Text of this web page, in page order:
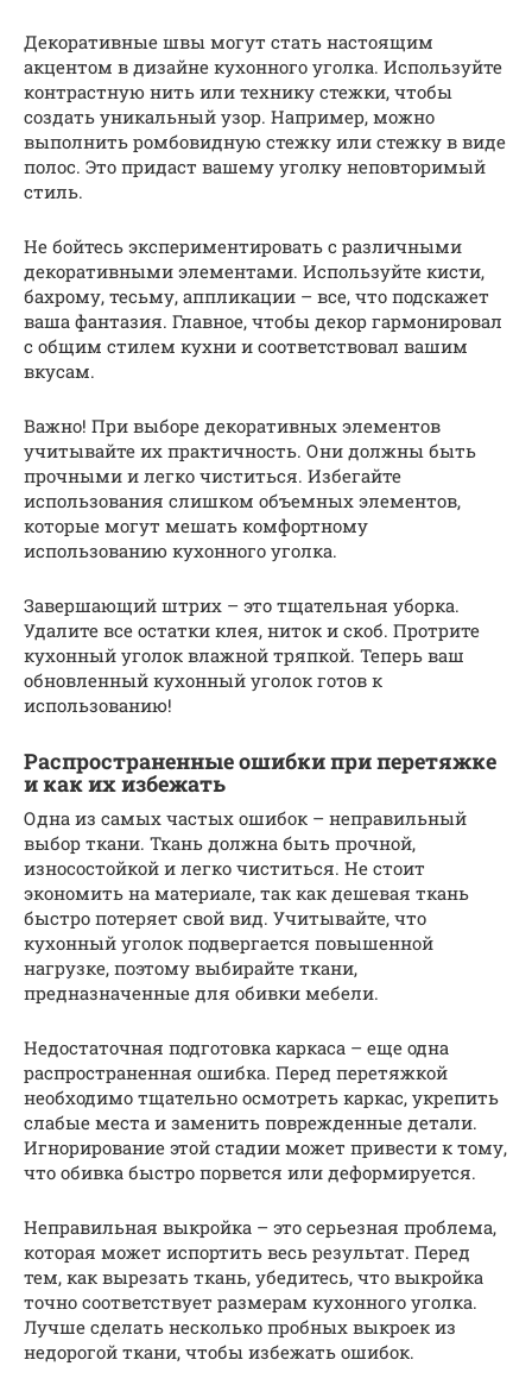
Декоративные швы могут стать настоящим
акцентом в дизайне кухонного уголка. Используйте
контрастную нить или технику стежки, чтобы
создать уникальный узор. Например, можно
выполнить ромбовидную стежку или стежку в виде
полос. Это придаст вашему уголку неповторимый
стиль.
Не бойтесь экспериментировать с различными
декоративными элементами. Используйте кисти,
бахрому, тесьму, аппликации – все, что подскажет
ваша фантазия. Главное, чтобы декор гармонировал
с общим стилем кухни и соответствовал вашим
вкусам.
Важно! При выборе декоративных элементов
учитывайте их практичность. Они должны быть
прочными и легко чиститься. Избегайте
использования слишком объемных элементов,
которые могут мешать комфортному
использованию кухонного уголка.
Завершающий штрих – это тщательная уборка.
Удалите все остатки клея, ниток и скоб. Протрите
кухонный уголок влажной тряпкой. Теперь ваш
обновленный кухонный уголок готов к
использованию!
Распространенные ошибки при перетяжке
и как их избежать
Одна из самых частых ошибок – неправильный
выбор ткани. Ткань должна быть прочной,
износостойкой и легко чиститься. Не стоит
экономить на материале, так как дешевая ткань
быстро потеряет свой вид. Учитывайте, что
кухонный уголок подвергается повышенной
нагрузке, поэтому выбирайте ткани,
предназначенные для обивки мебели.
Недостаточная подготовка каркаса – еще одна
распространенная ошибка. Перед перетяжкой
необходимо тщательно осмотреть каркас, укрепить
слабые места и заменить поврежденные детали.
Игнорирование этой стадии может привести к тому,
что обивка быстро порвется или деформируется.
Неправильная выкройка – это серьезная проблема,
которая может испортить весь результат. Перед
тем, как вырезать ткань, убедитесь, что выкройка
точно соответствует размерам кухонного уголка.
Лучше сделать несколько пробных выкроек из
недорогой ткани, чтобы избежать ошибок.